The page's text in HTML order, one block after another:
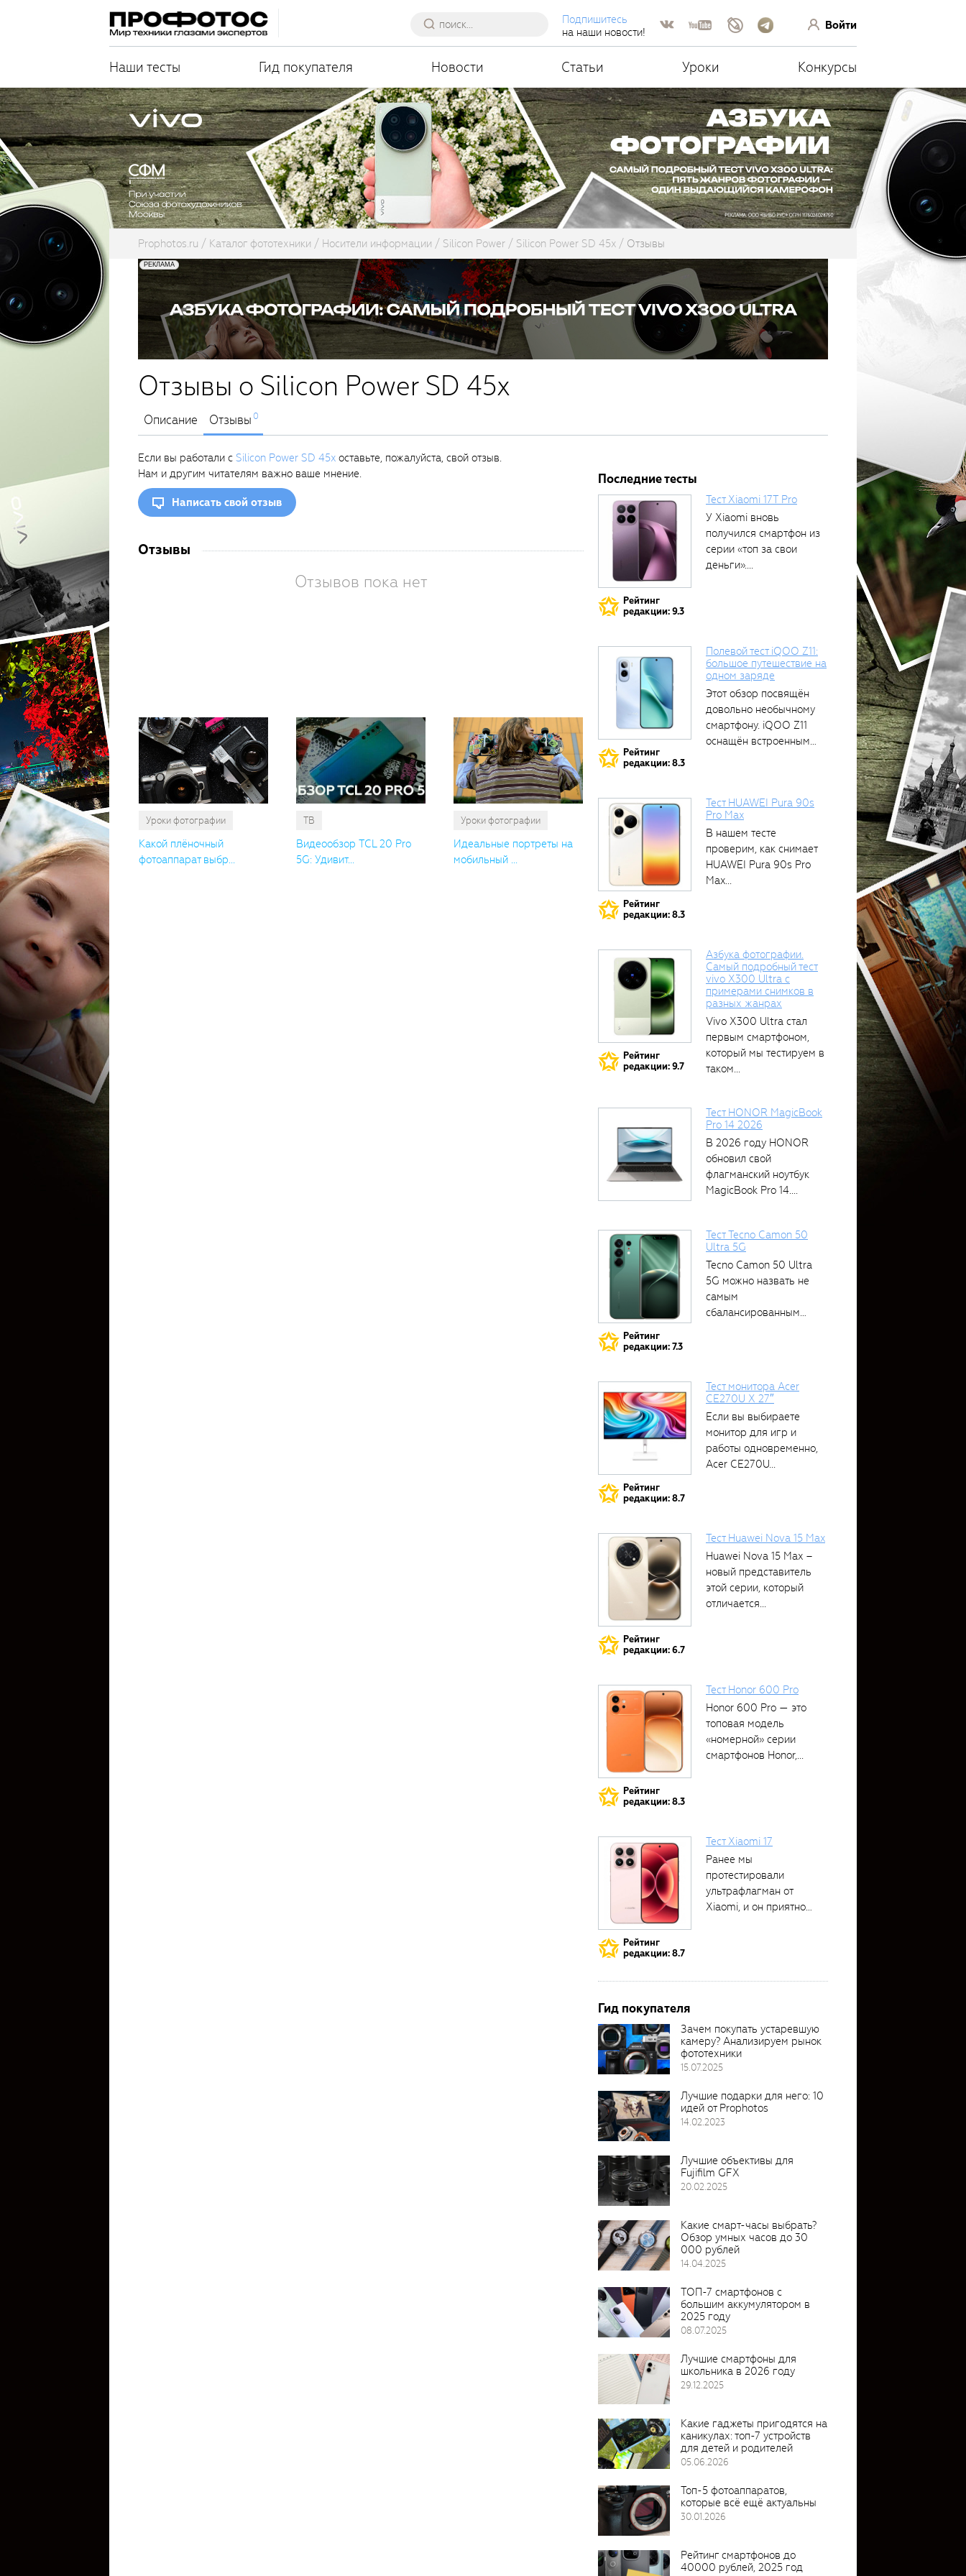
Подпишитесь
на наши новости!
Войти
Наши тесты Гид покупателя Новости Статьи Уроки Конкурсы
Prophotos.ru Каталог фототехники Носители информации Silicon Power Silicon Power SD 45x Отзывы
Отзывы о Silicon Power SD 45x
Описание Отзывы0
Если вы работали с Silicon Power SD 45x оставьте, пожалуйста, свой отзыв.
Нам и другим читателям важно ваше мнение.
Написать свой отзыв
Отзывы
Отзывов пока нет
Вам
также
понравится
Уроки фотографии
Какой плёночный
фотоаппарат выбр...
ТВ
Видеообзор TCL 20 Pro
5G: Удивит...
Уроки фотографии
Идеальные портреты на
мобильный ...
Последние тесты
Рейтинг
редакции: 9.3
Тест Xiaomi 17T Pro
У Xiaomi вновь
получился смартфон из
серии «топ за свои
деньги»....
Рейтинг
редакции: 8.3
Полевой тест iQOO Z11:
большое путешествие на
одном заряде
Этот обзор посвящён
довольно необычному
смартфону. iQOO Z11
оснащён встроенным
Рейтинг
редакции: 8.3
Тест HUAWEI Pura 90s
Pro Max
В нашем тесте
проверим, как снимает
HUAWEI Pura 90s Pro
Max...
Рейтинг
редакции: 9.7
Азбука фотографии.
Самый подробный тест
vivo X300 Ultra с
примерами снимков в
разных жанрах
Vivo X300 Ultra стал
первым смартфоном,
который мы тестируем в
таком...
Тест HONOR MagicBook
Pro 14 2026
В 2026 году HONOR
обновил свой
флагманский ноутбук
MagicBook Pro 14....
Рейтинг
редакции: 7.3
Тест Tecno Camon 50
Ultra 5G
Tecno Camon 50 Ultra
5G можно назвать не
самым
сбалансированным
Рейтинг
редакции: 8.7
Тест монитора Acer
CE270U X 27″
Если вы выбираете
монитор для игр и
работы одновременно,
Acer CE270U...
Рейтинг
редакции: 6.7
Тест Huawei Nova 15 Max
Huawei Nova 15 Max –
новый представитель
этой серии, который
отличается...
Рейтинг
редакции: 8.3
Тест Honor 600 Pro
Honor 600 Pro — это
топовая модель
«номерной» серии
смартфонов Honor,...
Рейтинг
редакции: 8.7
Тест Xiaomi 17
Ранее мы
протестировали
ультрафлагман от
Xiaomi, и он приятно
Гид покупателя
Зачем покупать устаревшую
камеру? Анализируем рынок
фототехники
15.07.2025
Лучшие подарки для него: 10
идей от Prophotos
14.02.2023
Лучшие объективы для
Fujifilm GFX
20.02.2025
Какие смарт-часы выбрать?
Обзор умных часов до 30
000 рублей
14.04.2025
ТОП-7 смартфонов с
большим аккумулятором в
2025 году
08.07.2025
Лучшие смартфоны для
школьника в 2026 году
29.12.2025
Какие гаджеты пригодятся на
каникулах: топ-7 устройств
для детей и родителей
05.06.2026
Топ-5 фотоаппаратов,
которые всё ещё актуальны
30.01.2026
Рейтинг смартфонов до
40000 рублей, 2025 год